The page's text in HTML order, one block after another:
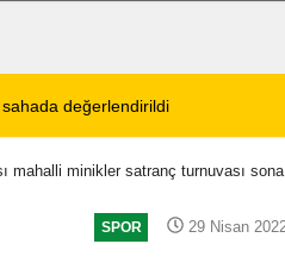
Cuma Defin Bilgileri Açıklandı
mahalli minikler satranç turnuvası
SPOR 29 Nisan